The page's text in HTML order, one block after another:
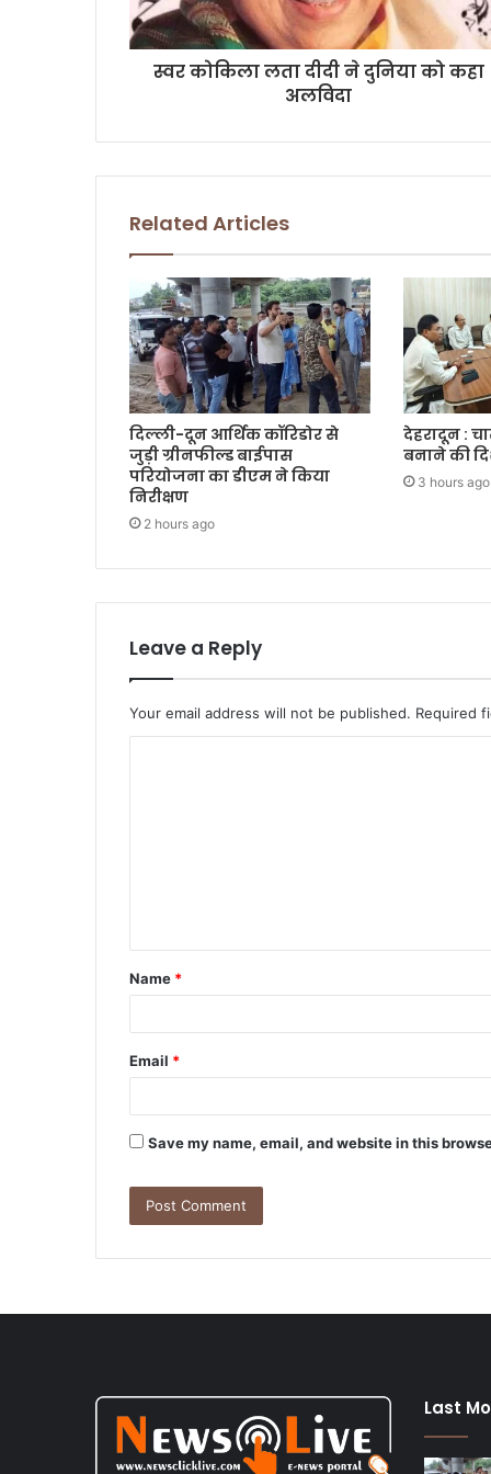
d
r
स्वर कोकिला लता दीदी ने दुनिया को कहा
अलविदा
Related Articles
दिल्ली-दून आर्थिक कॉरिडोर से
जुड़ी ग्रीनफील्ड बाईपास
परियोजना का डीएम ने किया
निरीक्षण
2 hours ago
देहरादून :
बनाने की
3 hours ago
Leave a Reply
Your email address will not be published. Required
t
*
Name *
Email *
Save my name, email, and website in this
Last